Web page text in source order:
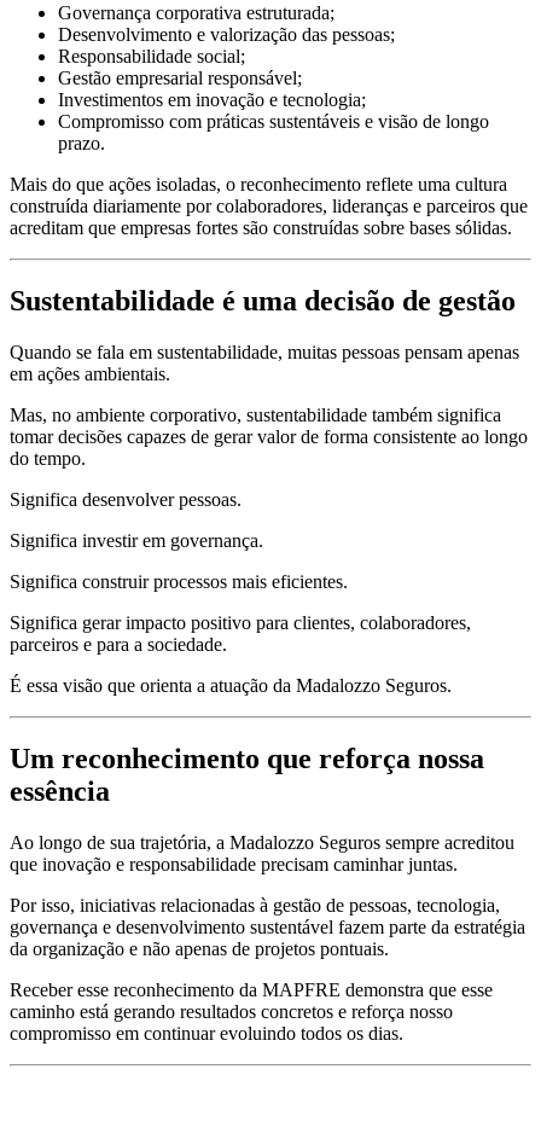
Governança corporativa estruturada;
Desenvolvimento e valorização das pessoas;
Responsabilidade social;
Gestão empresarial responsável;
Investimentos em inovação e tecnologia;
Compromisso com práticas sustentáveis e visão de longo
prazo.
Mais do que ações isoladas, o reconhecimento reflete uma cultura
construída diariamente por colaboradores, lideranças e parceiros que
acreditam que empresas fortes são construídas sobre bases sólidas.
Sustentabilidade é uma decisão de gestão
Quando se fala em sustentabilidade, muitas pessoas pensam apenas
em ações ambientais.
Mas, no ambiente corporativo, sustentabilidade também significa
tomar decisões capazes de gerar valor de forma consistente ao longo
do tempo.
Significa desenvolver pessoas.
Significa investir em governança.
Significa construir processos mais eficientes.
Significa gerar impacto positivo para clientes, colaboradores,
parceiros e para a sociedade.
É essa visão que orienta a atuação da Madalozzo Seguros.
Um reconhecimento que reforça nossa
essência
Ao longo de sua trajetória, a Madalozzo Seguros sempre acreditou
que inovação e responsabilidade precisam caminhar juntas.
Por isso, iniciativas relacionadas à gestão de pessoas, tecnologia,
governança e desenvolvimento sustentável fazem parte da estratégia
da organização e não apenas de projetos pontuais.
Receber esse reconhecimento da MAPFRE demonstra que esse
caminho está gerando resultados concretos e reforça nosso
compromisso em continuar evoluindo todos os dias.